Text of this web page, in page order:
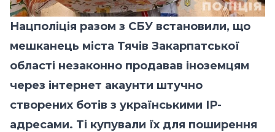
Нацполіція разом з СБУ встановили, що
мешканець міста Тячів Закарпатської
області незаконно продавав іноземцям
через інтернет акаунти штучно
створених ботів з українськими ІР-
адресами. Ті купували їх для поширення